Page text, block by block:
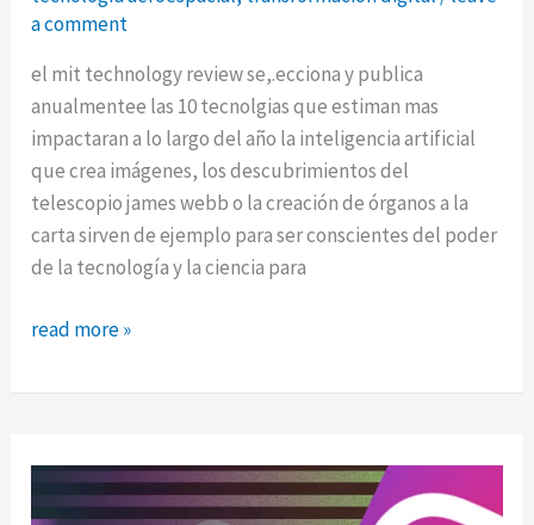
a comment
el mit technology review se,.ecciona y publica
anualmentee las 10 tecnolgias que estiman mas
impactaran a lo largo del año la inteligencia artificial
que crea imágenes, los descubrimientos del
telescopio james webb o la creación de órganos a la
carta sirven de ejemplo para ser conscientes del poder
de la tecnología y la ciencia para
las
tecnologías
segun
read more »